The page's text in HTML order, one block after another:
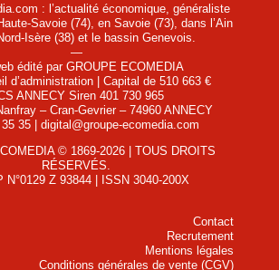
: l’actualité économique, généraliste
Savoie (74), en Savoie (73), dans l’Ain
Isère (38) et le bassin Genevois.
—
édité par GROUPE ECOMEDIA
d’administration | Capital de 510 663 €
ANNECY Siren 401 730 965
– Cran-Gevrier – 74960 ANNECY
35 | digital@groupe-ecomedia.com
© 1869-2026 | TOUS DROITS
RÉSERVÉS.
N°0129 Z 93844 | ISSN 3040-200X
Contact
Recrutement
Mentions légales
Conditions générales de vente (CGV)